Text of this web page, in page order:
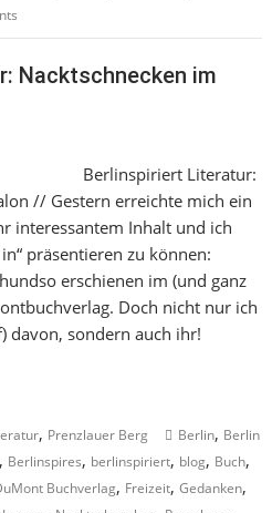
Nacktschnecken im
Berlinspiriert Literatur:
// Gestern erreichte mich ein
interessantem Inhalt und ich
präsentieren zu können:
erschienen im (und ganz
Doch nicht nur ich
davon, sondern auch ihr!
, Prenzlauer Berg Berlin, Berlin
, Berlinspires, berlinspiriert, blog, Buch,
Buchverlag, Freizeit,Gedanken,